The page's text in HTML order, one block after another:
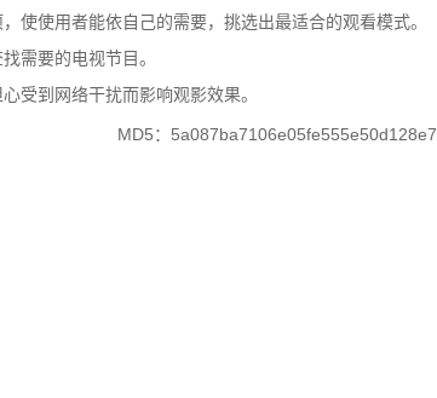
使用者能依自己的需要，挑选出最适合的观看模式。
需要的电视节目。
到网络干扰而影响观影效果。
MD5：